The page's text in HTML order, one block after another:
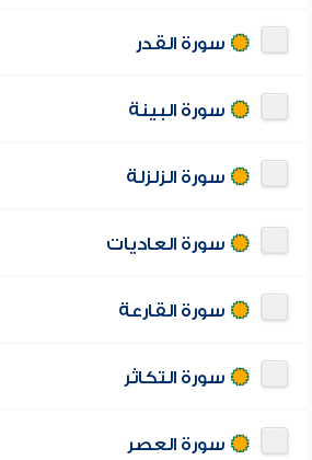
سورة القدر
سورة البينة
سورة الزلزلة
سورة العاديات
سورة القارعة
سورة التكاثر
سورة العصر